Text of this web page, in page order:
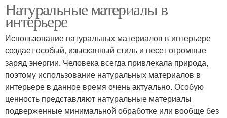
Натуральные материалы в
интерьере
Использование натуральных материалов в интерьере
создает особый, изысканный стиль и несет огромные
заряд энергии. Человека всегда привлекала природа,
поэтому использование натуральных материалов в
интерьере в данное время очень актуально. Особую
ценность представляют натуральные материалы
подверженные минимальной обработке или вообще без